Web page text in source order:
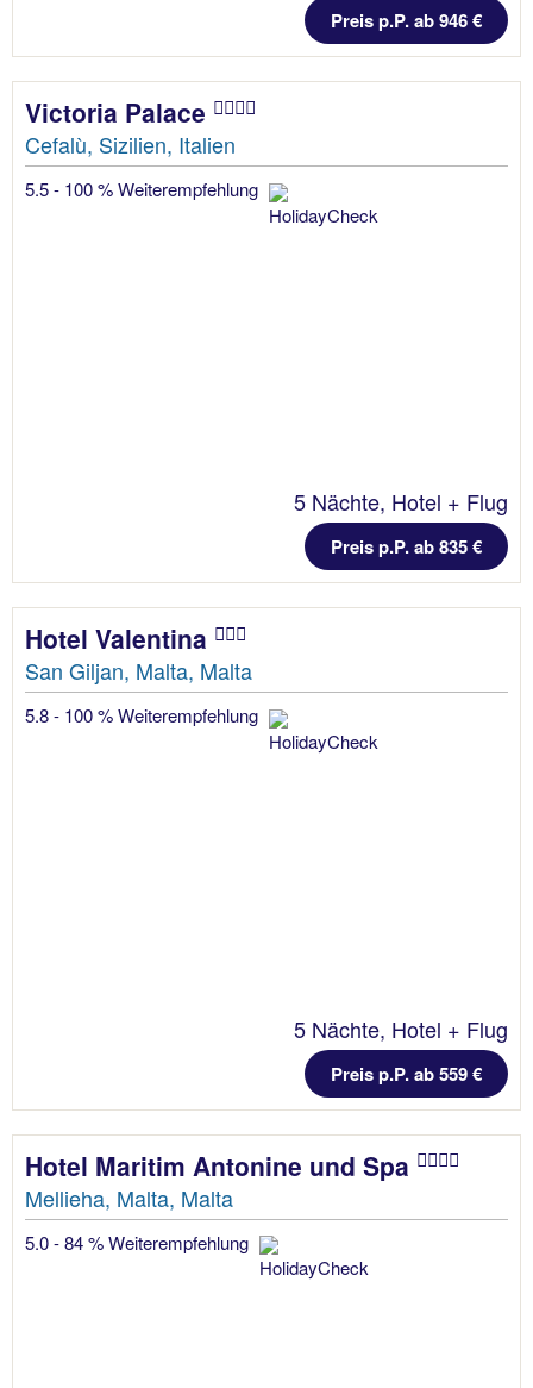
Preis p.P. ab 946 €
Victoria Palace
Cefalù, Sizilien, Italien
5.5 - 100 % Weiterempfehlung
5 Nächte, Hotel + Flug
Preis p.P. ab 835 €
Hotel Valentina
San Giljan, Malta, Malta
5.8 - 100 % Weiterempfehlung
5 Nächte, Hotel + Flug
Preis p.P. ab 559 €
Hotel Maritim Antonine und Spa
Mellieha, Malta, Malta
5.0 - 84 % Weiterempfehlung